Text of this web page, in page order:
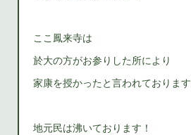
ここ鳳来寺は
於大の方がお参りした所により
家康を授かったと言われております
地元民は沸いております！